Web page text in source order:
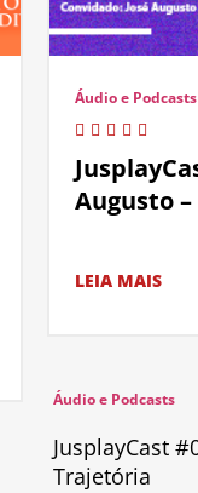
Áudio e Podcasts
Augusto
LEIA MAIS
Áudio e Podcasts
JusplayCast
Trajetória